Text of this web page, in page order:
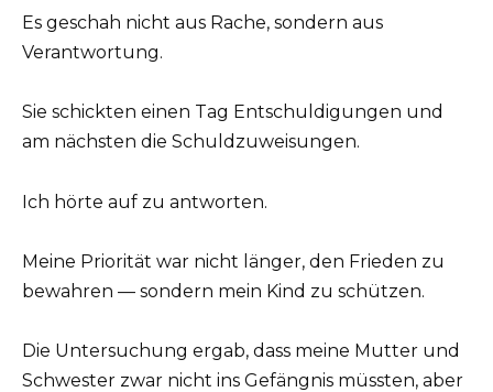
Es geschah nicht aus Rache, sondern aus
Verantwortung.
Sie schickten einen Tag Entschuldigungen und
am nächsten die Schuldzuweisungen.
Ich hörte auf zu antworten.
Meine Priorität war nicht länger, den Frieden zu
bewahren — sondern mein Kind zu schützen.
Die Untersuchung ergab, dass meine Mutter und
Schwester zwar nicht ins Gefängnis müssten, aber